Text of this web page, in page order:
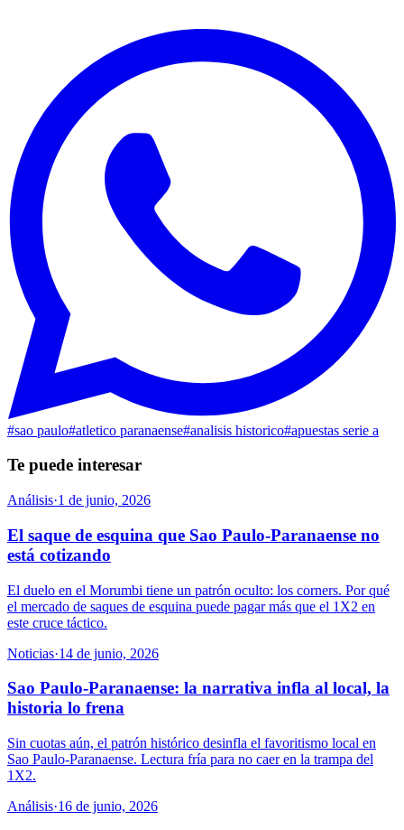
#sao paulo#atletico paranaense#analisis historico#apuestas serie a
Te puede interesar
Análisis·1 de junio, 2026
El saque de esquina que Sao Paulo-Paranaense no
está cotizando
El duelo en el Morumbi tiene un patrón oculto: los corners. Por qué
el mercado de saques de esquina puede pagar más que el 1X2 en
este cruce táctico.
Noticias·14 de junio, 2026
Sao Paulo-Paranaense: la narrativa infla al local, la
historia lo frena
Sin cuotas aún, el patrón histórico desinfla el favoritismo local en
Sao Paulo-Paranaense. Lectura fría para no caer en la trampa del
1X2.
Análisis·16 de junio, 2026